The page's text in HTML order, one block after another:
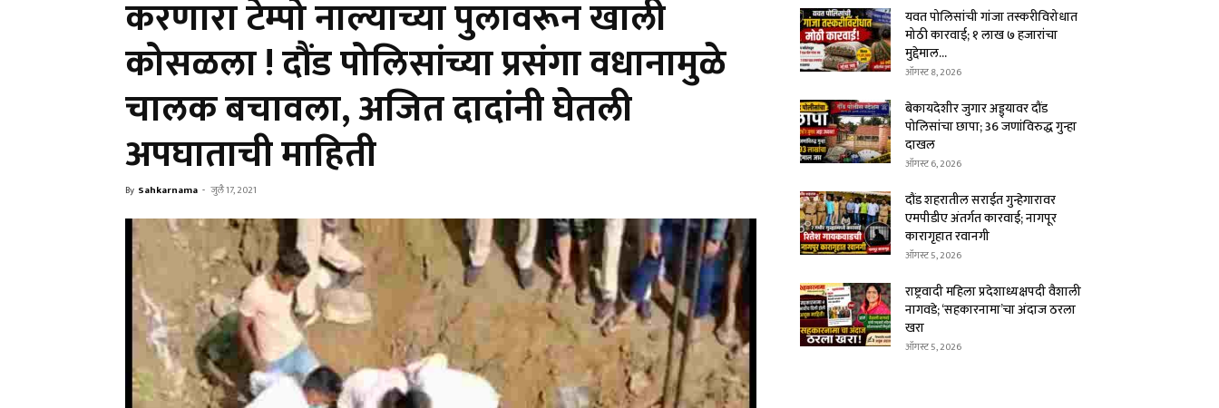
करणारा टेम्पो नाल्याच्या पुलावरून खाली
कोसळला ! दौंड पोलिसांच्या प्रसंगा वधानामुळे
चालक बचावला, अजित दादांनी घेतली
अपघाताची माहिती
By Sahkarnama - जुलै 17, 2021
यवत पोलिसांची गांजा तस्करीविरोधात
मोठी कारवाई; १ लाख ७ हजारांचा
मुद्देमाल...
ऑगस्ट 8, 2026
बेकायदेशीर जुगार अड्ड्यावर दौंड
पोलिसांचा छापा; 36 जणांविरुद्ध गुन्हा
दाखल
ऑगस्ट 6, 2026
दौंड शहरातील सराईत गुन्हेगारावर
एमपीडीए अंतर्गत कारवाई; नागपूर
कारागृहात रवानगी
ऑगस्ट 5, 2026
राष्ट्रवादी महिला प्रदेशाध्यक्षपदी वैशाली
नागवडे; ‘सहकारनामा’चा अंदाज ठरला
खरा
ऑगस्ट 5, 2026